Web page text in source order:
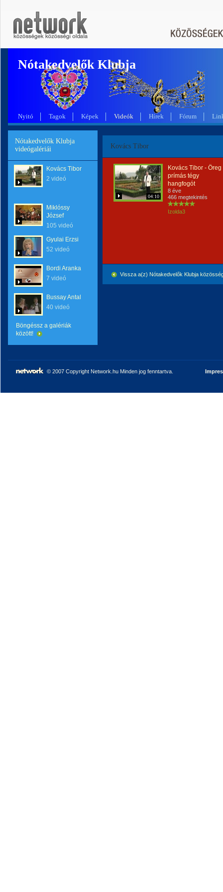
Nótakedvelők Klubja
Nyitó Tagok Képek Videók Hírek Fórum
Nótakedvelők Klubja
videógalériái
Kovács Tibor
2 videó
Miklóssy
József
105 videó
Gyulai Erzsi
52 videó
Bordi Aranka
7 videó
Bussay Antal
40 videó
Böngéssz a galériák
között!
Kovács Tibor
04:10
Kovács Tibor - Öreg
prímás tégy
hangfogót
8 éve
466 megtekintés
Izolda3
Vissza a(z) Nótakedvelők Klubja
© 2007 Copyright Network.hu Minden jog fenntartva.